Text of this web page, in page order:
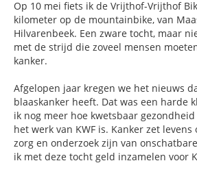
Op 10 mei fiets ik de Vrijthof-Vrijthof
kilometer op de mountainbike, van
Hilvarenbeek. Een zware tocht, maar
met de strijd die zoveel mensen
kanker.
Afgelopen jaar kregen we het nieuws
blaaskanker heeft. Dat was een harde
ik nog meer hoe kwetsbaar
het werk van KWF is. Kanker zet levens
zorg en onderzoek zijn van
ik met deze tocht geld inzamelen voor